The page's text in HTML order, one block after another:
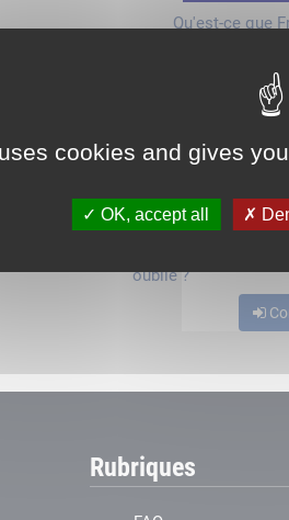
cookies and gives
OK, accept all
Qu'est-ce que
oublié ?
Rubriques